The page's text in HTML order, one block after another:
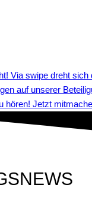
auf unserer
hören! Jetzt